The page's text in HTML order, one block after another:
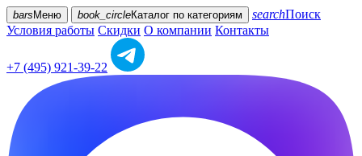
bars Меню book_circleКаталог по категориям searchПоиск
Условия работы Скидки О компании Контакты
+7 (495) 921-39-22